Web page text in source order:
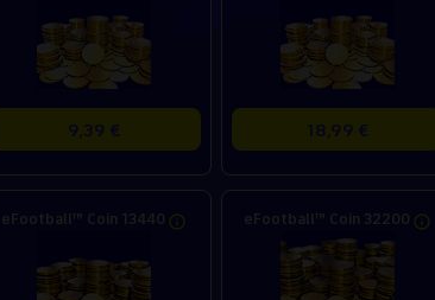
9,39 € 18,99 €
eFootball™ Coin 13440 eFootball™ Coin 32200